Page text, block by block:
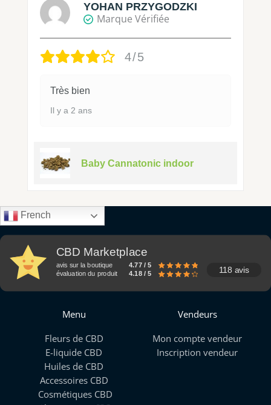
YOHAN PRZYGODZKI
Marque Vérifiée
4/5
Très bien
Il y a 2 ans
Baby Cannatonic indoor
French
CBD Marketplace
avis sur la boutique
4.77 / 5
évaluation du produit
4.18 / 5 118 avis
Menu
Fleurs de CBD
E-liquide CBD
Huiles de CBD
Accessoires CBD
Cosmétiques CBD
Vendeurs
Mon compte vendeur
Inscription vendeur